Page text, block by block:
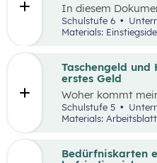
In diesem
Einstiegsideen für
„Nachhaltiger
Ressourcen“
Schulstufe 6
Materials:
Bedürfniskarten
Taschengeld und
erstes Geld
Woher kommt
Was ist ein
ich es? Geld ist im
Schüler:innen an
Schulstufe 5
Materials: Arbeitsblatt